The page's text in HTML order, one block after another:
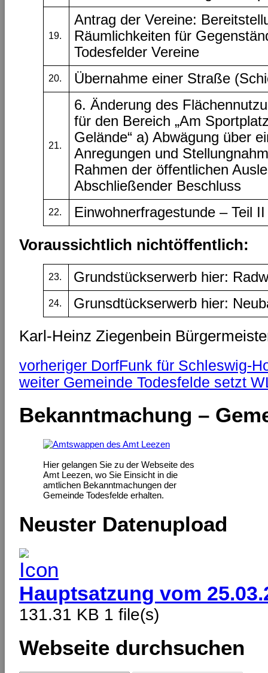
19.
Antrag der Vereine:
Räumlichkeiten für
Todesfelder Vereine
20. Übernahme einer Straße
21.
6. Änderung des
für den Bereich „Am
Gelände“ a) Abwägung über
Anregungen und
Rahmen der öffentlichen
Abschließender Beschluss
22. Einwohnerfragestunde – Teil II
Voraussichtlich nichtöffentlich:
23. Grundstückserwerb hier:
24. Grunsdtückserwerb hier:
Karl-Heinz Ziegenbein
vorheriger DorfFunk für Schleswig-
weiter Gemeinde Todesfelde setzt
Bekanntmachung –
Hier gelangen Sie zu der Webseite des
Amt Leezen, wo Sie Einsicht in die
amtlichen Bekanntmachungen der
Gemeinde Todesfelde erhalten.
Neuster Datenupload
Hauptsatzung vom
131.31 KB 1 file(s)
Webseite durchsuchen